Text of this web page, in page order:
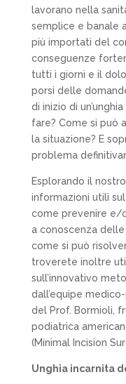
lavorano nella
semplice e banale
più importati del
conseguenze
tutti i giorni e il
porsi delle
di inizio di
fare? Come si può
la situazione? E
problema
Esplorando il
informazioni utili
come prevenire e/
a conoscenza
come si può
troverete inoltre
sull’innovativo
dall’equipe
del Prof. Bormioli,
podiatrica
(Minimal Incision
Unghia incarnita